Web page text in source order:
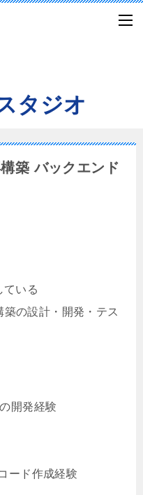
タジオ
築 バックエンド
ている
の設計・開発・テス
開発経験
ード作成経験